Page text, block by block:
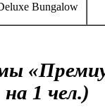
Bungalow
на 1 чел.)